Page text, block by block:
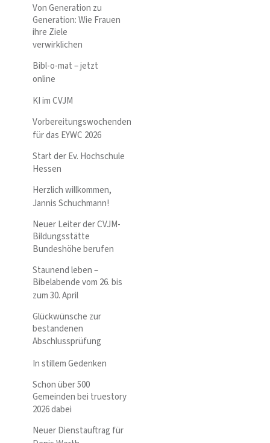
Von Generation zu
Generation: Wie Frauen
ihre Ziele
verwirklichen
Bibl-o-mat – jetzt
online
KI im CVJM
Vorbereitungswochenden
für das EYWC 2026
Start der Ev. Hochschule
Hessen
Herzlich willkommen,
Jannis Schuchmann!
Neuer Leiter der CVJM-
Bildungsstätte
Bundeshöhe berufen
Staunend leben –
Bibelabende vom 26. bis
zum 30. April
Glückwünsche zur
bestandenen
Abschlussprüfung
In stillem Gedenken
Schon über 500
Gemeinden bei truestory
2026 dabei
Neuer Dienstauftrag für